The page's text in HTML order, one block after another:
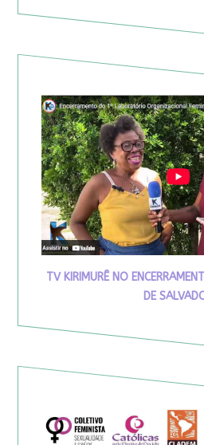
TV KIRIMURÊ NO
DE